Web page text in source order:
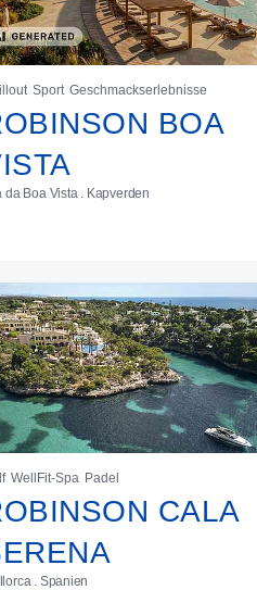
Sport Geschmackserlebnisse
BOA
da Boa Vista . Kapverden
WellFit-Spa Padel
CALA
. Spanien